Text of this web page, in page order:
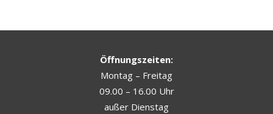
Öffnungszeiten:
Montag – Freitag
09.00 – 16.00 Uhr
außer Dienstag